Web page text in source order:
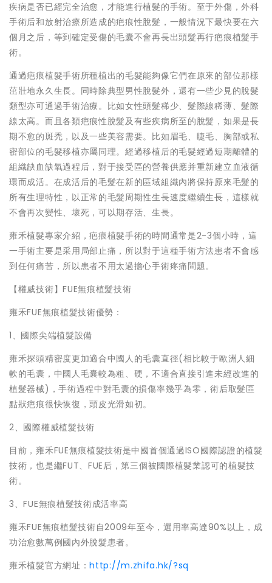
疾病是否已經完全治愈，才能進行植髮的手術。至于外傷，外科
手術后和放射治療所造成的疤痕性脫髮，一般情況下最快要在六
個月之后，等到確定受傷的毛囊不會再長出頭髮再行疤痕植髮手
術。
通過疤痕植髮手術所種植出的毛髮能夠像它們在原來的部位那樣
茁壯地永久生長。同時除典型男性脫髮外，還有一些少見的脫髮
類型亦可通過手術治療。比如女性頭髮稀少、髮際線稀薄、髮際
線太高。而且各類疤痕性脫髮及有些疾病所至的脫髮，如果是長
期不愈的斑禿，以及一些美容需要。比如眉毛、睫毛、胸部或私
密部位的毛髮移植亦屬同理。經過移植后的毛髮經過短期離體的
組織缺血缺氧過程后，對于接受區的營養供應并重新建立血液循
環而成活。在成活后的毛髮在新的區域組織內將保持原來毛髮的
所有生理特性，以正常的毛髮周期性生長速度繼續生長，這樣就
不會再次變性、壞死，可以期存活、生長。
雍禾植髮專家介紹，疤痕植髮手術的時間通常是2-3個小時，這
一手術主要是采用局部止痛，所以對于這種手術方法患者不會感
到任何痛苦，所以患者不用太過擔心手術疼痛問題。
【權威技術】FUE無痕植髮技術
雍禾FUE無痕植髮技術優勢：
1、國際尖端植髮設備
雍禾探頭精密度更加適合中國人的毛囊直徑(相比較于歐洲人細
軟的毛囊，中國人毛囊較為粗、硬，不適合直接引進未經改進的
植髮器械)，手術過程中對毛囊的損傷率幾乎為零，術后取髮區
點狀疤痕很快恢復，頭皮光滑如初。
2、國際權威植髮技術
目前，雍禾FUE無痕植髮技術是中國首個通過ISO國際認證的植髮
技術，也是繼FUT、FUE后，第三個被國際植髮業認可的植髮技
術。
3、FUE無痕植髮技術成活率高
雍禾FUE無痕植髮技術自2009年至今，選用率高達90%以上，成
功治愈數萬例國內外脫髮患者。
雍禾植髮官方網址：http://m.zhifa.hk/?sq